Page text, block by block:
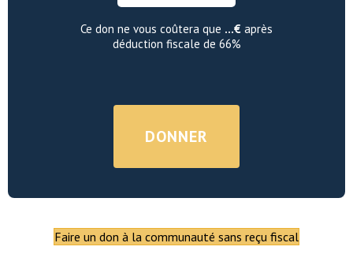
Ce don ne vous coûtera que ...€ après
déduction fiscale de 66%
Faire un don à la communauté sans reçu fiscal